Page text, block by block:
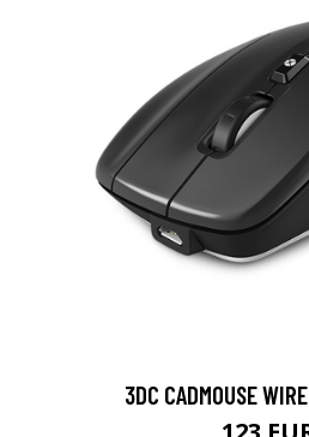
3DC CADMOUSE